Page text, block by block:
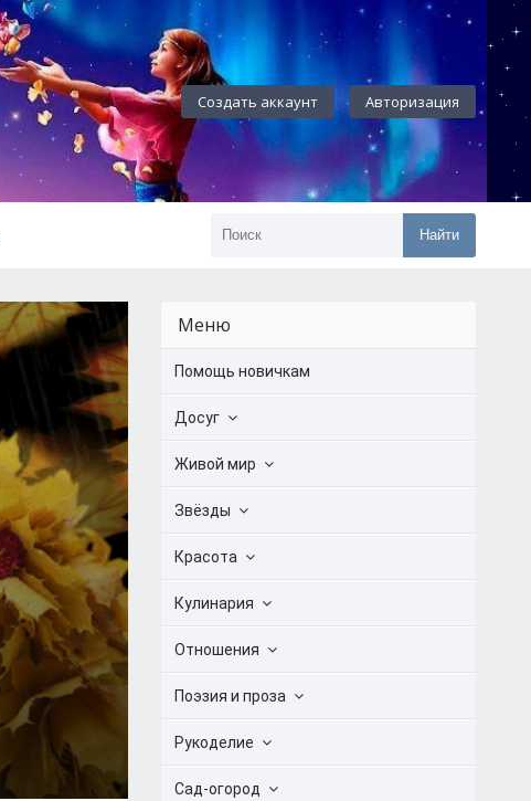
Создать аккаунт Авторизация
Найти
Меню
Помощь новичкам
Досуг
Живой мир
Звёзды
Красота
Кулинария
Отношения
Поэзия и проза
Рукоделие
Сад-огород